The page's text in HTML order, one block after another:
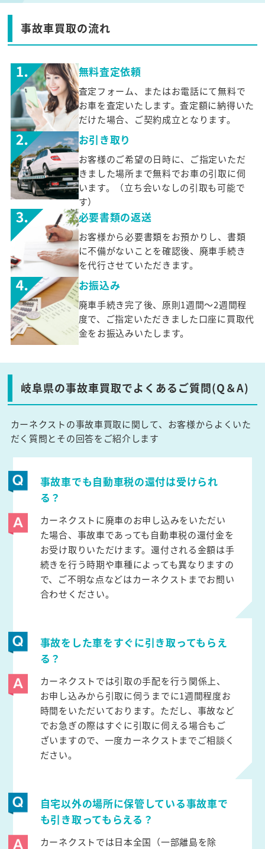
事故車買取の流れ
無料査定依頼
査定フォーム、またはお電話にて無料で
お車を査定いたします。査定額に納得いた
だけた場合、ご契約成立となります。
お引き取り
お客様のご希望の日時に、ご指定いただ
きました場所まで無料でお車の引取に伺
います。（立ち会いなしの引取も可能で
す）
必要書類の返送
お客様から必要書類をお預かりし、書類
に不備がないことを確認後、廃車手続き
を代行させていただきます。
お振込み
廃車手続き完了後、原則1週間～2週間程
度で、ご指定いただきました口座に買取代
金をお振込みいたします。
岐阜県の事故車買取でよくあるご質問(Q＆A)
カーネクストの事故車買取に関して、お客様からよくいた
だく質問とその回答をご紹介します
事故車でも自動車税の還付は受けられ
る？
カーネクストに廃車のお申し込みをいただい
た場合、事故車であっても自動車税の還付金を
お受け取りいただけます。還付される金額は手
続きを行う時期や車種によっても異なりますの
で、ご不明な点などはカーネクストまでお問い
合わせください。
事故をした車をすぐに引き取ってもらえ
る？
カーネクストでは引取の手配を行う関係上、
お申し込みから引取に伺うまでに1週間程度お
時間をいただいております。ただし、事故など
でお急ぎの際はすぐに引取に伺える場合もご
ざいますので、一度カーネクストまでご相談く
ださい。
自宅以外の場所に保管している事故車で
も引き取ってもらえる？
カーネクストでは日本全国（一部離島を除